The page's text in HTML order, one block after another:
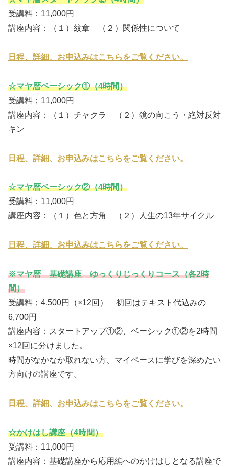
受講料：11,000円
講座内容：（１）紋章 （２）関係性について
日程、詳細、お申込みはこちらをご覧ください。
☆マヤ暦ベーシック①（4時間）
受講料；11,000円
講座内容：（１）チャクラ （２）鏡の向こう・絶対反対
キン
日程、詳細、お申込みはこちらをご覧ください。
☆マヤ暦ベーシック②（4時間）
受講料：11,000円
講座内容：（１）色と方角 （２）人生の13年サイクル
日程、詳細、お申込みはこちらをご覧ください。
※マヤ暦 基礎講座 ゆっくりじっくりコース（各2時
間）
受講料；4,500円（×12回） 初回はテキスト代込みの
6,700円
講座内容：スタートアップ①②、ベーシック①②を2時間
×12回に分けました。
時間がなかなか取れない方、マイペースに学びを深めたい
方向けの講座です。
日程、詳細、お申込みはこちらをご覧ください。
☆かけはし講座（4時間）
受講料：11,000円
講座内容：基礎講座から応用編へのかけはしとなる講座で